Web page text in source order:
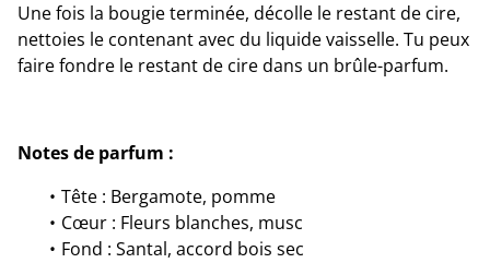
Une fois la bougie terminée, décolle le restant de cire,
nettoies le contenant avec du liquide vaisselle. Tu peux
faire fondre le restant de cire dans un brûle-parfum.
Notes de parfum :
Tête : Bergamote, pomme
Cœur : Fleurs blanches, musc
Fond : Santal, accord bois sec